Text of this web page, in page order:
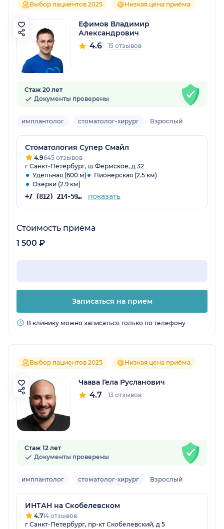
Выбор пациентов 2025 Низкая цена приёма
Ефимов Владимир
Александрович
4.6 15 отзывов
Стаж 20 лет
Документы проверены
имплантолог стоматолог-хирург Взрослый
Стоматология Супер Смайл
4.9645 отзывов
г Санкт-Петербург, ш Фермское, д 32
Удельная (600 м)
Пионерская (2.5 км)
Озерки (2.9 км)
+7 (812) 214-59-31 показать
Стоимость приёма
1 500 ₽
Записаться на прием
В клинику можно записаться только по телефону
Выбор пациентов 2025 Низкая цена приёма
Чаава Гела Русланович
4.7 13 отзывов
Стаж 12 лет
Документы проверены
имплантолог стоматолог-хирург Взрослый
ИНТАН на Скобелевском
4.714 отзывов
г Санкт-Петербург, пр-кт Скобелевский, д 5